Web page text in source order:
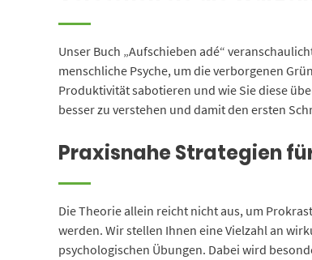
Unser Buch „Aufschieben adé“
menschliche Psyche, um die verborgenen
Produktivität sabotieren und wie Sie diese
besser zu verstehen und damit den ersten
Praxisnahe Strategien
Die Theorie allein reicht nicht aus, um
werden. Wir stellen Ihnen eine Vielzahl an
psychologischen Übungen. Dabei wird